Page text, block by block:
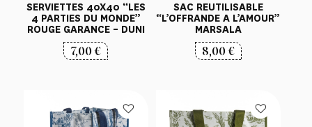
SERVIETTES 40X40 “LES
4 PARTIES DU MONDE”
ROUGE GARANCE – DUNI
7,00€
SAC REUTILISABLE
“L’OFFRANDE A L’AMOUR”
MARSALA
8,00€